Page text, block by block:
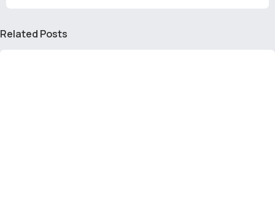
Related Posts